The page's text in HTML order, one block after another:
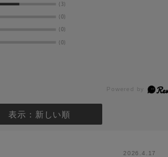
(3)
(0)
(0)
(0)
表示：新しい順
2026.4.17